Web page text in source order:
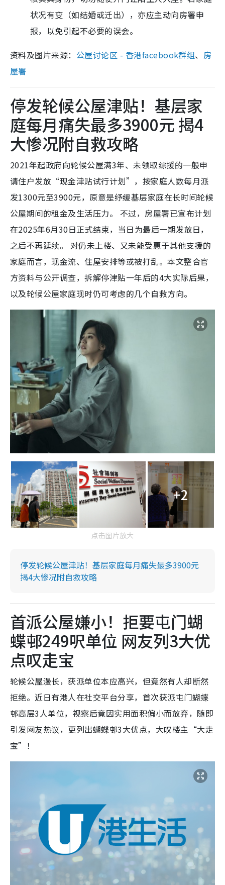
状况有变（如结婚或迁出），亦应主动向房署申
报，以免引起不必要的误会。
资料及图片来源： 公屋讨论区 - 香港facebook群组、 房
屋署
停发轮候公屋津贴！基层家
庭每月痛失最多3900元 揭4
大惨况附自救攻略
2021年起政府向轮候公屋满3年、未领取综援的一般申
请住户发放“现金津贴试行计划”，按家庭人数每月派
发1300元至3900元，原意是纾缓基层家庭在长时间轮候
公屋期间的租金及生活压力。 不过，房屋署已宣布计划
在2025年6月30日正式结束，当日为最后一期发放日，
之后不再延续。 对仍未上楼、又未能受惠于其他支援的
家庭而言，现金流、住屋安排等或被打乱。本文整合官
方资料与公开调查，拆解停津贴一年后的4大实际后果，
以及轮候公屋家庭现时仍可考虑的几个自救方向。
+2
点击图片放大
停发轮候公屋津贴！基层家庭每月痛失最多3900元
揭4大惨况附自救攻略
首派公屋嫌小！拒要屯门蝴
蝶邨249呎单位 网友列3大优
点叹走宝
轮候公屋漫长，获派单位本应高兴，但竟然有人却断然
拒绝。近日有港人在社交平台分享，首次获派屯门蝴蝶
邨高层3人单位，视察后竟因实用面积偏小而放弃，随即
引发网友热议，更列出蝴蝶邨3大优点，大叹楼主“大走
宝”！